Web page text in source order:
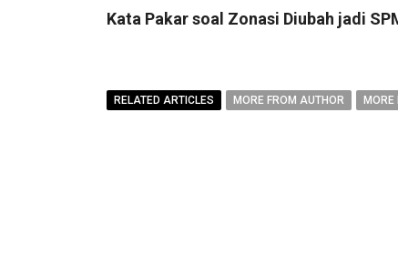
Kata Pakar soal Zonasi Diubah jadi
RELATED ARTICLES MORE FROM AUTHOR MORE